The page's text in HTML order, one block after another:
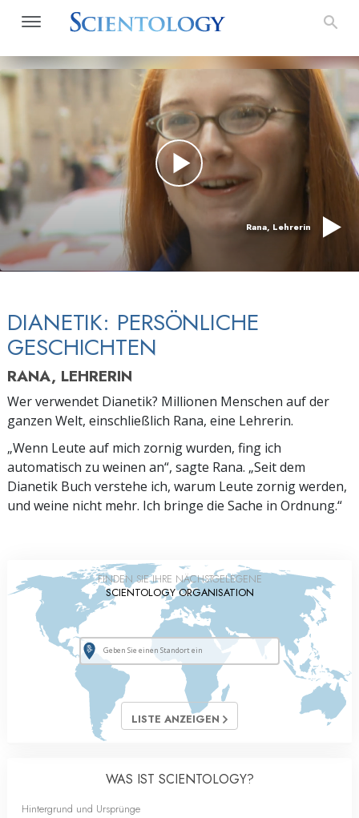
Rana, Lehrerin
DIANETIK: PERSÖNLICHE
GESCHICHTEN
RANA, LEHRERIN
Wer verwendet Dianetik? Millionen Menschen auf der
ganzen Welt, einschließlich Rana, eine Lehrerin.
„Wenn Leute auf mich zornig wurden, fing ich
automatisch zu weinen an“, sagte Rana. „Seit dem
Dianetik Buch verstehe ich, warum Leute zornig werden,
und weine nicht mehr. Ich bringe die Sache in Ordnung.“
FINDEN SIE IHRE NÄCHSTGELEGENE
SCIENTOLOGY ORGANISATION
LISTE ANZEIGEN
WAS IST SCIENTOLOGY?
Hintergrund und Ursprünge